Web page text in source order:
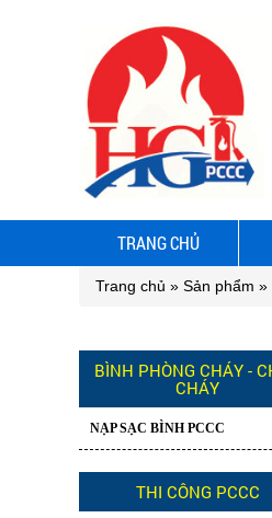
TRANG CHỦ
Trang chủ » Sản phẩm »
BÌNH PHÒNG CHÁY -
CHÁY
NẠP SẠC BÌNH PCCC
THI CÔNG PCCC